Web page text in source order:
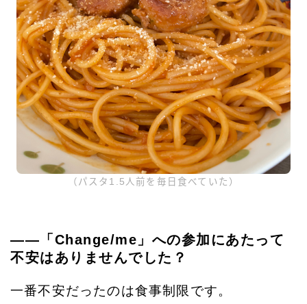
（パスタ1.5人前を毎日食べていた）
——「Change/me」への参加にあたって
不安はありませんでした？
一番不安だったのは食事制限です。